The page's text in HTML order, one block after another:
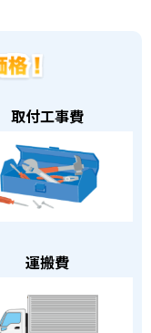
取付工事費
運搬費